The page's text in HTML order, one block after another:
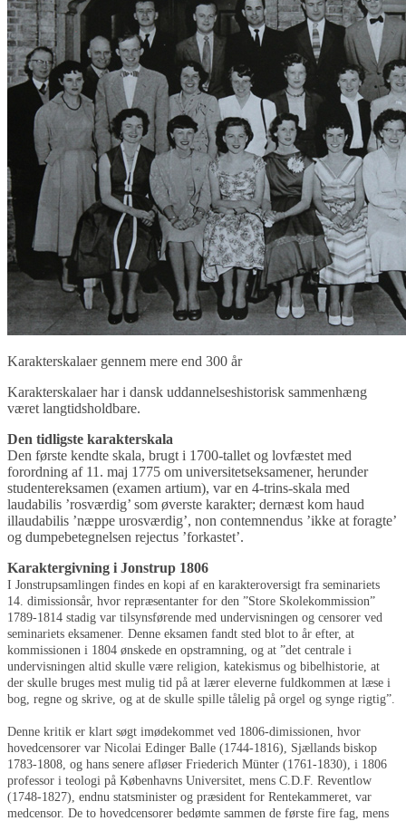
Karakterskalaer gennem mere end 300 år
Karakterskalaer har i dansk uddannelseshistorisk sammenhæng
været langtidsholdbare.
Den tidligste karakterskala
Den første kendte skala, brugt i 1700-tallet og lovfæstet med
forordning af 11. maj 1775 om universitetseksamener, herunder
studentereksamen (examen artium), var en 4-trins-skala med
laudabilis ’rosværdig’ som øverste karakter; dernæst kom haud
illaudabilis ’næppe urosværdig’, non contemnendus ’ikke at foragte’
og dumpebetegnelsen rejectus ’forkastet’.
Karaktergivning i Jonstrup 1806
I Jonstrupsamlingen findes en kopi af en karakteroversigt fra seminariets
14. dimissionsår, hvor repræsentanter for den ”Store Skolekommission”
1789-1814 stadig var tilsynsførende med undervisningen og censorer ved
seminariets eksamener. Denne eksamen fandt sted blot to år efter, at
kommissionen i 1804 ønskede en opstramning, og at ”det centrale i
undervisningen altid skulle være religion, katekismus og bibelhistorie, at
der skulle bruges mest mulig tid på at lærer eleverne fuldkommen at læse i
bog, regne og skrive, og at de skulle spille tålelig på orgel og synge rigtig”.
Denne kritik er klart søgt imødekommet ved 1806-dimissionen, hvor
hovedcensorer var Nicolai Edinger Balle (1744-1816), Sjællands biskop
1783-1808, og hans senere afløser Friederich Münter (1761-1830), i 1806
professor i teologi på Københavns Universitet, mens C.D.F. Reventlow
(1748-1827), endnu statsminister og præsident for Rentekammeret, var
medcensor. De to hovedcensorer bedømte sammen de første fire fag, mens